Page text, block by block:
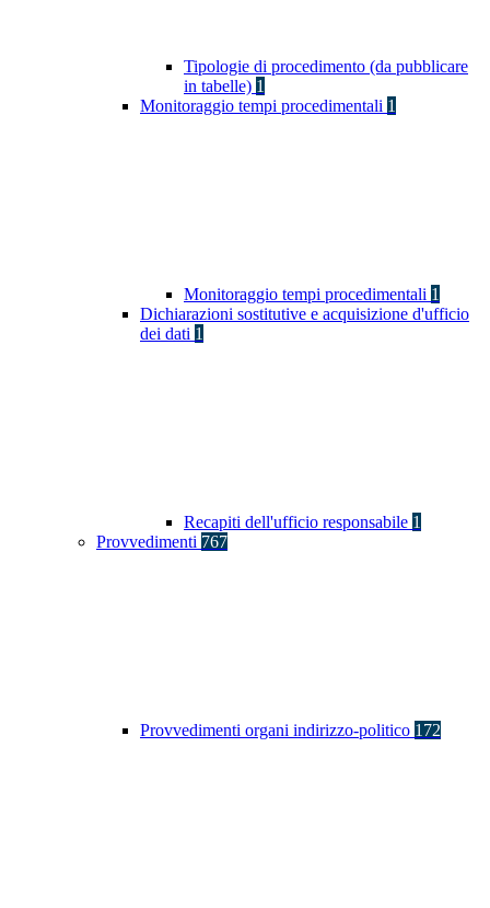
Tipologie di procedimento (da pubblicare
in tabelle) 1
Monitoraggio tempi procedimentali 1
Monitoraggio tempi procedimentali 1
Dichiarazioni sostitutive e acquisizione d'ufficio
dei dati 1
Recapiti dell'ufficio responsabile 1
Provvedimenti 767
Provvedimenti organi indirizzo-politico 172